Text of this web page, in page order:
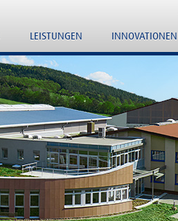
LEISTUNGEN INNOVATIONEN